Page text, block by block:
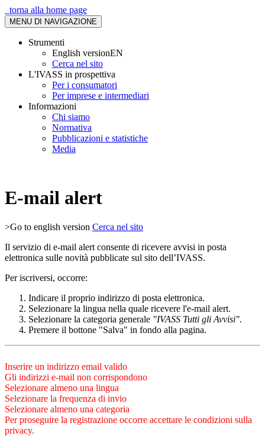
torna alla home page
MENU DI NAVIGAZIONE
Strumenti
English versionEN
Cerca nel sito
L'IVASS in prospettiva
Per i consumatori
Per imprese e intermediari
Informazioni
Chi siamo
Normativa
Pubblicazioni e statistiche
Media
E-mail alert
>Go to english version Cerca nel sito
Il servizio di e-mail alert consente di ricevere avvisi in posta
elettronica sulle novità pubblicate sul sito dell’IVASS.
Per iscriversi, occorre:
Indicare il proprio indirizzo di posta elettronica.
Selezionare la lingua nella quale ricevere l'e-mail alert.
Selezionare la categoria generale "IVASS Tutti gli Avvisi".
Premere il bottone "Salva" in fondo alla pagina.
Inserire un indirizzo email valido
Gli indirizzi e-mail non corrispondono
Selezionare almeno una lingua
Selezionare la frequenza di invio
Selezionare almeno una categoria
Per proseguire la registrazione occorre accettare le condizioni sulla
privacy.